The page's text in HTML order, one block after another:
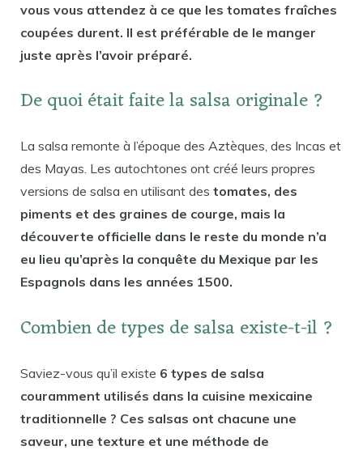
vous vous attendez à ce que les tomates fraîches
coupées durent. Il est préférable de le manger
juste après l’avoir préparé.
De quoi était faite la salsa originale ?
La salsa remonte à l’époque des Aztèques, des Incas et
des Mayas. Les autochtones ont créé leurs propres
versions de salsa en utilisant des tomates, des
piments et des graines de courge, mais la
découverte officielle dans le reste du monde n’a
eu lieu qu’après la conquête du Mexique par les
Espagnols dans les années 1500.
Combien de types de salsa existe-t-il ?
Saviez-vous qu’il existe 6 types de salsa
couramment utilisés dans la cuisine mexicaine
traditionnelle ? Ces salsas ont chacune une
saveur, une texture et une méthode de